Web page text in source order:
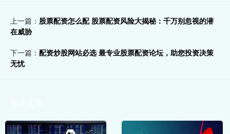
上一篇： 股票配资怎么配 股票配资风险大揭秘：千万别忽视的潜
在威胁
下一篇： 配资炒股网站必选 最专业股票配资论坛，助您投资决策
无忧